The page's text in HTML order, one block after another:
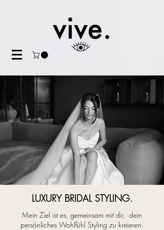
LUXURY BRIDAL STYLING.
Mein Ziel ist es, gemeinsam mit dir, dein
persönliches Wohlfühl Styling zu kreieren.